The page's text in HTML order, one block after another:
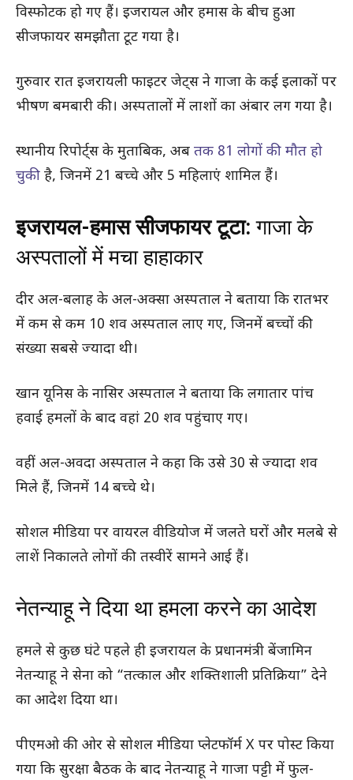
विस्फोटक हो गए हैं। इजरायल और हमास के बीच हुआ
सीजफायर समझौता टूट गया है।
गुरुवार रात इजरायली फाइटर जेट्स ने गाजा के कई इलाकों पर
भीषण बमबारी की। अस्पतालों में लाशों का अंबार लग गया है।
स्थानीय रिपोर्ट्स के मुताबिक, अब तक 81 लोगों की मौत हो
चुकी है, जिनमें 21 बच्चे और 5 महिलाएं शामिल हैं।
इजरायल-हमास सीजफायर टूटा:गाजा के
अस्पतालों में मचा हाहाकार
दीर अल-बलाह के अल-अक्सा अस्पताल ने बताया कि रातभर
में कम से कम 10 शव अस्पताल लाए गए, जिनमें बच्चों की
संख्या सबसे ज्यादा थी।
खान यूनिस के नासिर अस्पताल ने बताया कि लगातार पांच
हवाई हमलों के बाद वहां 20 शव पहुंचाए गए।
वहीं अल-अवदा अस्पताल ने कहा कि उसे 30 से ज्यादा शव
मिले हैं, जिनमें 14 बच्चे थे।
सोशल मीडिया पर वायरल वीडियोज में जलते घरों और मलबे से
लाशें निकालते लोगों की तस्वीरें सामने आई हैं।
नेतन्याहू ने दिया था हमला करने का आदेश
हमले से कुछ घंटे पहले ही इजरायल के प्रधानमंत्री बेंजामिन
नेतन्याहू ने सेना को “तत्काल और शक्तिशाली प्रतिक्रिया” देने
का आदेश दिया था।
पीएमओ की ओर से सोशल मीडिया प्लेटफॉर्म X पर पोस्ट किया
गया कि सुरक्षा बैठक के बाद नेतन्याहू ने गाजा पट्टी में फुल-